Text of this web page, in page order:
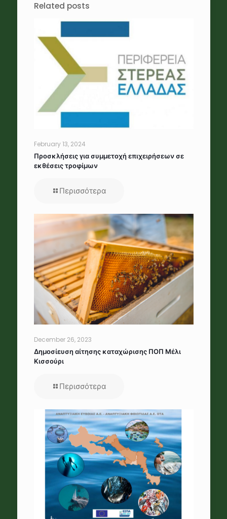
Related posts
February 13, 2024
Προσκλήσεις για συμμετοχή επιχειρήσεων σε
εκθέσεις τροφίμων
Περισσότερα
December 26, 2023
Δημοσίευση αίτησης καταχώρισης ΠΟΠ Μέλι
Κισσούρι
Περισσότερα